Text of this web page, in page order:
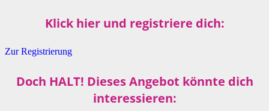
Klick hier und registriere dich:
Zur Registrierung
Doch HALT! Dieses Angebot könnte dich
interessieren: